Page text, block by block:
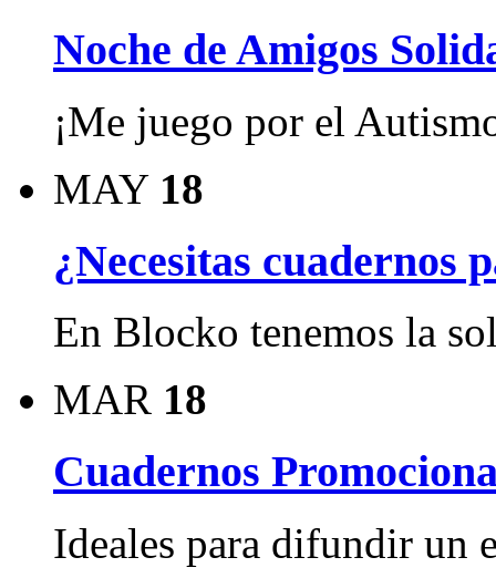
Noche de Amigos
¡Me juego por el
MAY 18
¿Necesitas cuadernos
En Blocko tenemos la
MAR 18
Cuadernos
Ideales para difundir un